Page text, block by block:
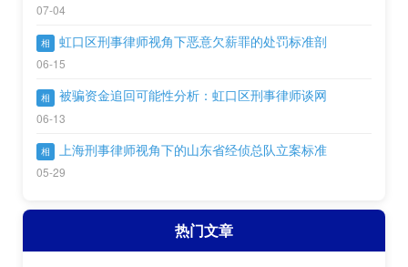
07-04
相 虹口区刑事律师视角下恶意欠薪罪的处罚标准剖
06-15
相 被骗资金追回可能性分析：虹口区刑事律师谈网
06-13
相 上海刑事律师视角下的山东省经侦总队立案标准
05-29
热门文章